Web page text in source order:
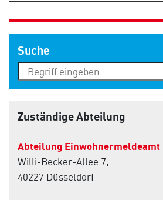
Suche
Zuständige Abteilung
Abteilung Einwohnermeldeamt
Willi-Becker-Allee 7,
40227 Düsseldorf